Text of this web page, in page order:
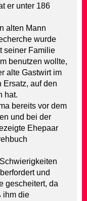
er unter 186
alten Mann
wurde
seiner Familie
benutzen wollte,
alte Gastwirt im
Ersatz, auf den
hat.
bereits vor dem
und bei der
Ehepaar
und
gescheitert, da
ihm die